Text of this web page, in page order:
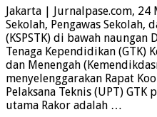
Jakarta | Jurnalpase.com,
Sekolah, Pengawas Sekolah,
(KSPSTK) di bawah
Tenaga Kependidikan (GTK)
dan Menengah
menyelenggarakan Rapat
Pelaksana Teknis (UPT)
utama Rakor adalah …